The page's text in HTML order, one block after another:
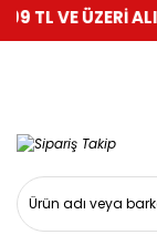
ÜZERİ